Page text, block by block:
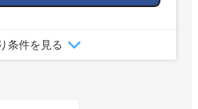
条件を見る